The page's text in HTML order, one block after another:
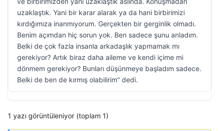
uzaklaştık. Yani bir karar alarak ya da hani birbirimizi
kırdığımıza inanmıyorum. Gerçekten bir gerginlik olmadı.
Benim açımdan hiç sorun yok. Ben sadece şunu anladım.
Belki de çok fazla insanla arkadaşlık yapmamak mı
gerekiyor? Artık biraz daha aileme ve kendi içime mi
dönmem gerekiyor? Bunları düşünmeye başladım sadece.
Belki de ben de kırmış olabilirim” dedi.
1 yazı görüntüleniyor (toplam 1)